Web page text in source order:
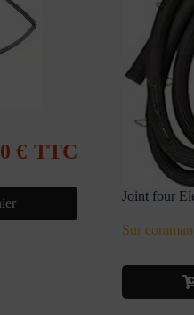
€ TTC
Joint four
Sur